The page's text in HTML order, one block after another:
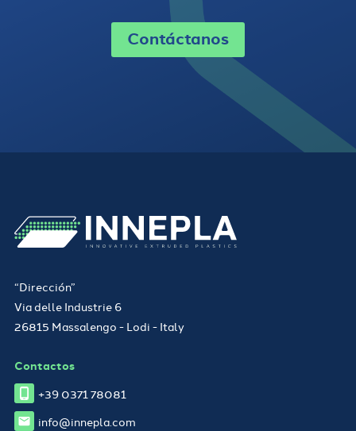
Contáctanos
“Dirección”
Via delle Industrie 6
26815 Massalengo - Lodi - Italy
Contactos
+39 0371 78081
info@innepla.com